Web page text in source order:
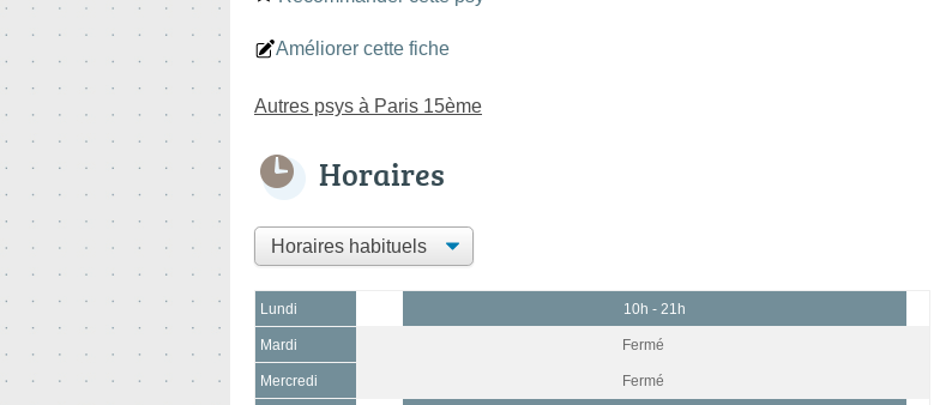
Améliorer cette fiche
Autres psys à Paris 15ème
Horaires
Lundi 10h - 21h
Mardi Fermé
Mercredi Fermé